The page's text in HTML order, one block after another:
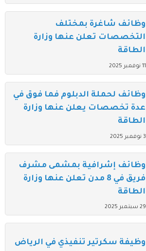
وظائف شاغرة بمختلف
التخصصات تعلن عنها وزارة
الطاقة
11 نوفمبر 2025
وظائف لحملة الدبلوم فما فوق في
عدة تخصصات يعلن عنها وزارة
الطاقة
3 نوفمبر 2025
وظائف إشرافية بمشمى مشرف
فريق في 8 مدن تعلن عنها وزارة
الطاقة
29 سبتمبر 2025
وظيفة سكرتير تنفيذي في الرياض